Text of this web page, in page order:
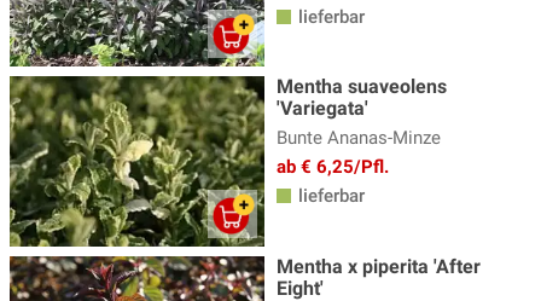
lieferbar
Mentha suaveolens
'Variegata'
Bunte Ananas-Minze
ab € 6,25/Pfl.
lieferbar
Mentha x piperita 'After
Eight'